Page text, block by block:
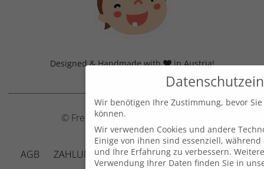
Designed & Handmade with in Austria!
© Frecher Zwerg by J. Barclay e.U.
AGB ZAHLUNG UND VERSAND DATENSCHUTZ
Wir benötigen Ihre Zustimmung, bevor
können.
Wir verwenden Cookies und andere
Einige von ihnen sind essenziell,
und Ihre Erfahrung zu verbessern.
Verwendung Ihrer Daten finden Sie in